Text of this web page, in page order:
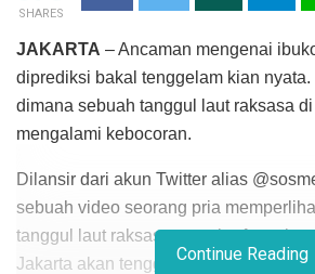
SHARES
JAKARTA – Ancaman mengenai
diprediksi bakal tenggelam kian
dimana sebuah tanggul laut raksasa
mengalami kebocoran.
Dilansir dari akun Twitter alias
sebuah video seorang pria
tanggul laut raksasa yang berfungsi
Jakarta akan tenggelam.Continue Reading